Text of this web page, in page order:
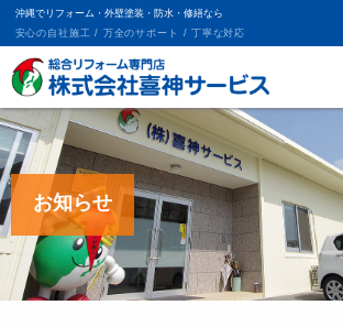
沖縄でリフォーム・外壁塗装・防水・修繕なら
安心の自社施工 / 万全のサポート / 丁寧な対応
お知らせ